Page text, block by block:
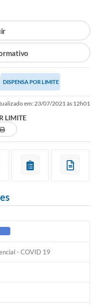
DISPENSA POR LIMITE
em: 23/07/2021 às 12h01
LIMITE
- COVID 19